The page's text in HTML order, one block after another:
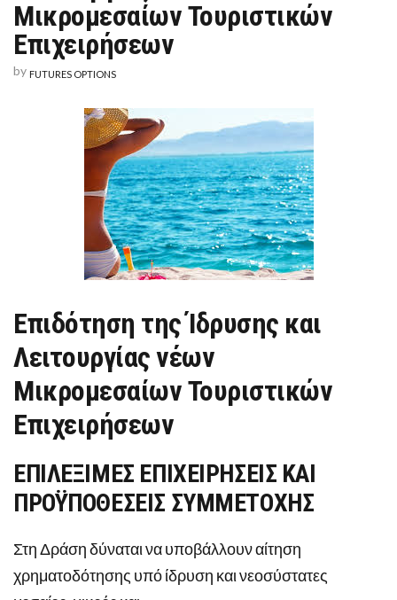
ΝΈΩΝ
ΜΙΚΡΟΜΕΣΑΊΩΝ
Μικρομεσαίων Τουριστικών
Επιχειρήσεων
by FUTURES OPTIONS
Επιδότηση της Ίδρυσης και
Λειτουργίας νέων
Μικρομεσαίων Τουριστικών
Επιχειρήσεων
ΕΠΙΛΕΞΙΜΕΣ ΕΠΙΧΕΙΡΗΣΕΙΣ ΚΑΙ
ΠΡΟΫΠΟΘΕΣΕΙΣ ΣΥΜΜΕΤΟΧΗΣ
Στη Δράση δύναται να υποβάλλουν αίτηση
χρηματοδότησης υπό ίδρυση και νεοσύστατες